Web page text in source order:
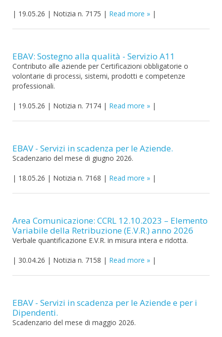
| 19.05.26 | Notizia n. 7175 | Read more |
EBAV: Sostegno alla qualità - Servizio A11
Contributo alle aziende per Certificazioni obbligatorie o
volontarie di processi, sistemi, prodotti e competenze
professionali.
| 19.05.26 | Notizia n. 7174 | Read more |
EBAV - Servizi in scadenza per le Aziende.
Scadenzario del mese di giugno 2026.
| 18.05.26 | Notizia n. 7168 | Read more |
Area Comunicazione: CCRL 12.10.2023 – Elemento
Variabile della Retribuzione (E.V.R.) anno 2026
Verbale quantificazione E.V.R. in misura intera e ridotta.
| 30.04.26 | Notizia n. 7158 | Read more |
EBAV - Servizi in scadenza per le Aziende e per i
Dipendenti.
Scadenzario del mese di maggio 2026.